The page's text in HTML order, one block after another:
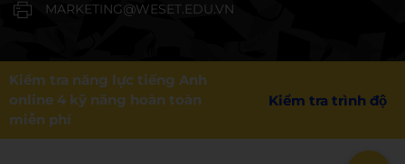
MARKETING@WESET.EDU.VN
Kiểm tra năng lực tiếng Anh
online 4 kỹ năng hoàn toàn
miễn phí
Kiểm tra trình độ